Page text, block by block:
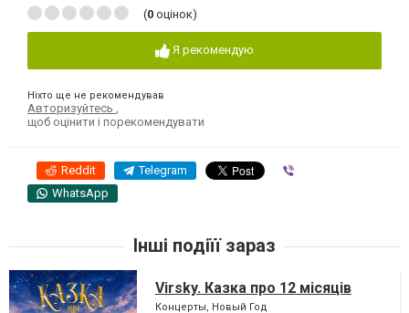
(0 оцінок)
Я рекомендую
Ніхто ще не рекомендував
Авторизуйтесь
щоб оцінити і порекомендувати
Reddit Telegram
WhatsApp
Інші подіїї зараз
Virsky. Казка про 12 місяців
Концерты, Новый Год